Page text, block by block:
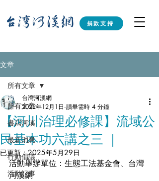
捐款支持
文章
所有文章
書寫河溪
最新消息
行動倡議
活動記事
所有文章
【河川治理必修課】流域公
民基本功六講之三 ｜
台灣河溪網
2022年12月1日 讀畢需時 4 分鐘
已更新：2025年5月29日
活動舉辦單位：生態工法基金會、台灣
河溪網